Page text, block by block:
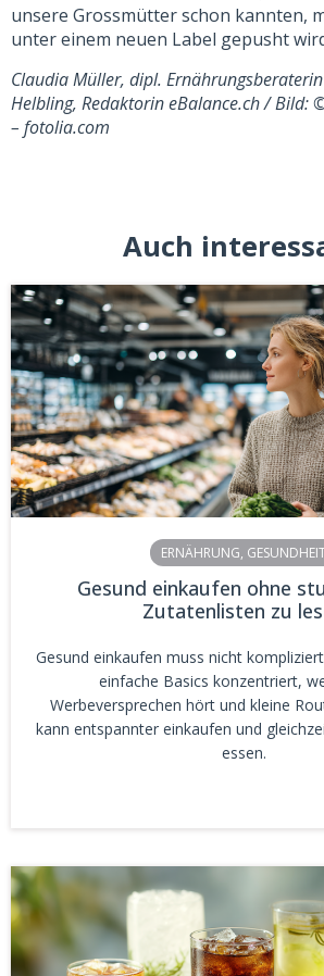
unsere Grossmütter schon kannten,
unter einem neuen Label gepusht
Claudia Müller, dipl. Ernährungsberaterin
Helbling, Redaktorin eBalance.ch / Bild:
– fotolia.com
Auch
ERNÄHRUNG,
Gesund einkaufen ohne
Zutatenlisten zu
Gesund einkaufen muss nicht
einfache Basics konzentriert,
Werbeversprechen hört und kleine
kann entspannter einkaufen und
essen.